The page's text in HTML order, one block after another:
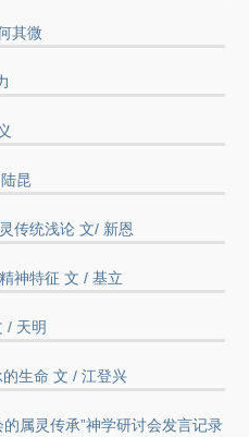
其微
昆
传统浅论 文/ 新恩
神特征 文 / 基立
/ 天明
生命 文 / 江登兴
属灵传承”神学研讨会发言记录